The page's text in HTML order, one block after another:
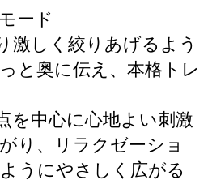
ード
激しく絞りあげるよう
と奥に伝え、本格トレ
を中心に心地よい刺激
り、リラクゼーショ
うにやさしく広がる